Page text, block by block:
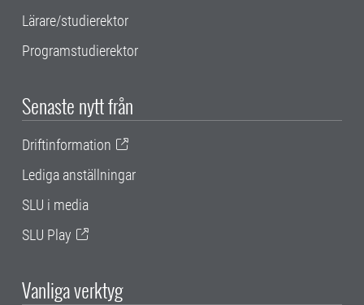
Lärare/studierektor
Programstudierektor
Senaste nytt från
Driftinformation
Lediga anställningar
SLU i media
SLU Play
Vanliga verktyg